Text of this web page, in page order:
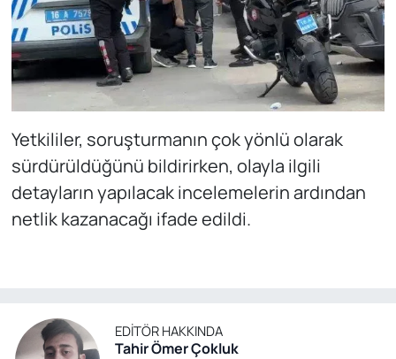
Yetkililer, soruşturmanın çok yönlü olarak
sürdürüldüğünü bildirirken, olayla ilgili
detayların yapılacak incelemelerin ardından
netlik kazanacağı ifade edildi.
EDITÖR HAKKINDA
Tahir Ömer Çokluk